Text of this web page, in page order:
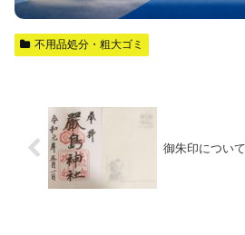
不用品処分・粗大ゴミ
御朱印について